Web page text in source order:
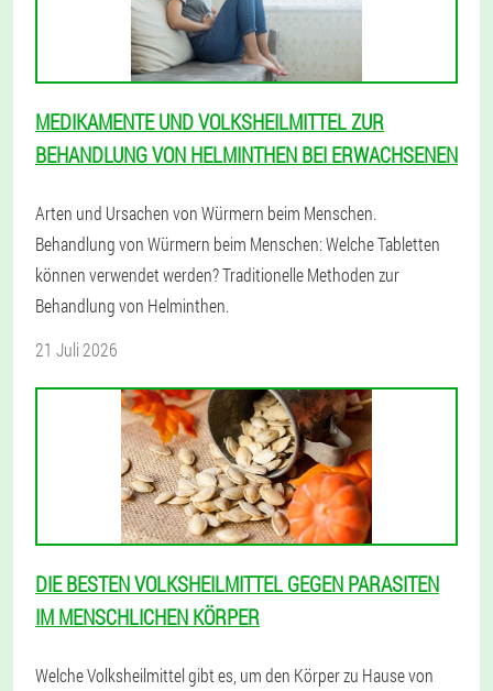
MEDIKAMENTE UND VOLKSHEILMITTEL ZUR
BEHANDLUNG VON HELMINTHEN BEI ERWACHSENEN
Arten und Ursachen von Würmern beim Menschen.
Behandlung von Würmern beim Menschen: Welche Tabletten
können verwendet werden? Traditionelle Methoden zur
Behandlung von Helminthen.
21 Juli 2026
DIE BESTEN VOLKSHEILMITTEL GEGEN PARASITEN
IM MENSCHLICHEN KÖRPER
Welche Volksheilmittel gibt es, um den Körper zu Hause von